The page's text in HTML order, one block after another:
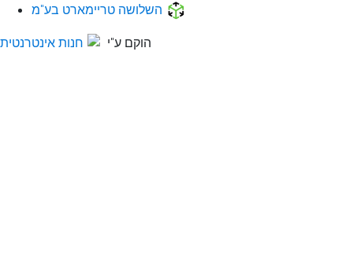
השלושה טריימארט בע"מ
הוקם ע"י חנות אינטרנטית